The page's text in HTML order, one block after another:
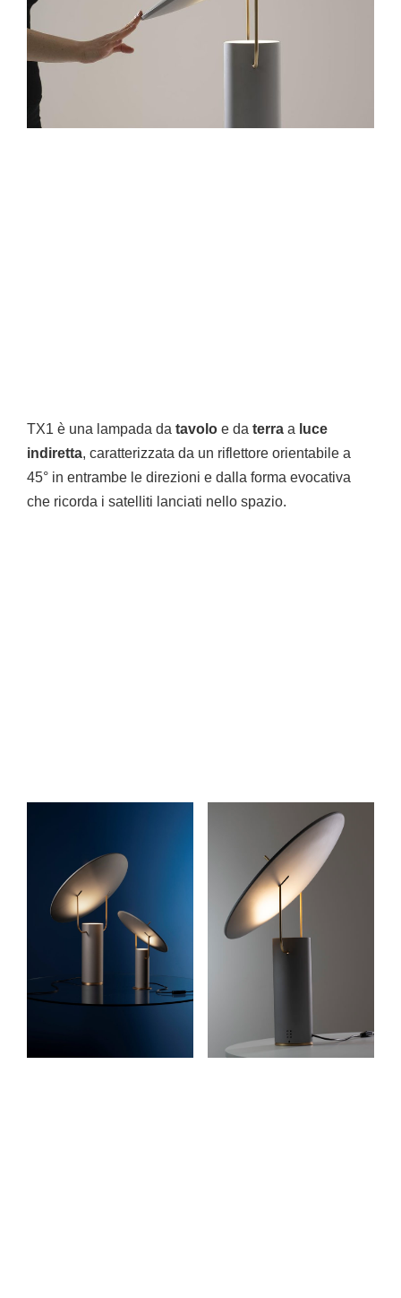
TX1 è una lampada da tavolo e da terra a luce
indiretta, caratterizzata da un riflettore orientabile a
45° in entrambe le direzioni e dalla forma evocativa
che ricorda i satelliti lanciati nello spazio.